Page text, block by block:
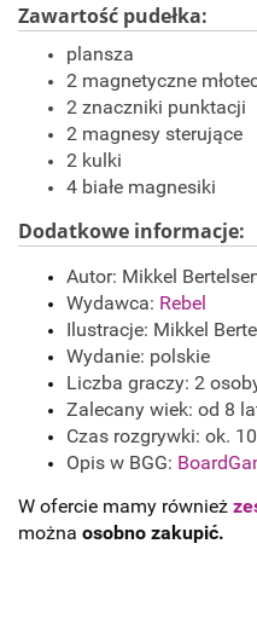
Zawartość pudełka:
plansza
2 magnetyczne
2 znaczniki punktacji
2 magnesy sterujące
2 kulki
4 białe magnesiki
Dodatkowe informacje:
Autor: Mikkel
Wydawca: Rebel
Ilustracje: Mikkel
Wydanie: polskie
Liczba graczy: 2
Zalecany wiek: od 8
Czas rozgrywki: ok.
Opis w BGG:
W ofercie mamy również
można osobno zakupić.